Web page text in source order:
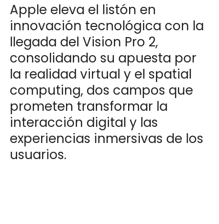
Apple eleva el listón en
innovación tecnológica con la
llegada del Vision Pro 2,
consolidando su apuesta por
la realidad virtual y el spatial
computing, dos campos que
prometen transformar la
interacción digital y las
experiencias inmersivas de los
usuarios.